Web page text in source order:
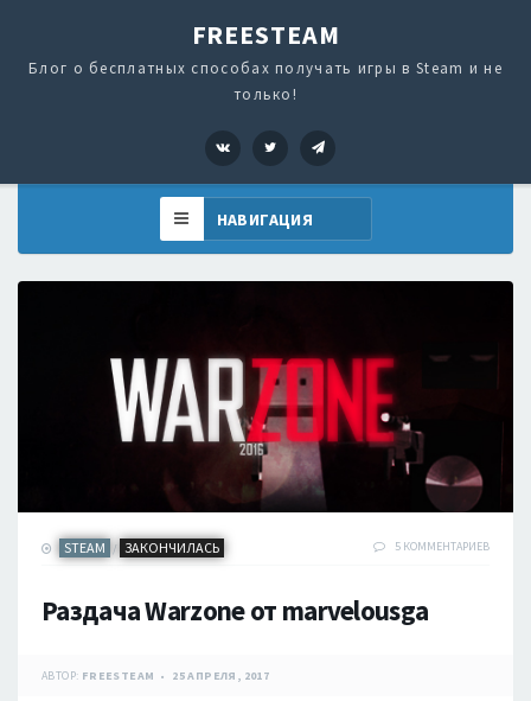
FREESTEAM
Блог о бесплатных способах получать игры в Steam и не
только!
VK Twitter
STEAM / ЗАКОНЧИЛАСЬ 5 КОММЕНТАРИЕВ
Раздача Warzone от marvelousga
АВТОР: FREESTEAM 25 АПРЕЛЯ, 2017